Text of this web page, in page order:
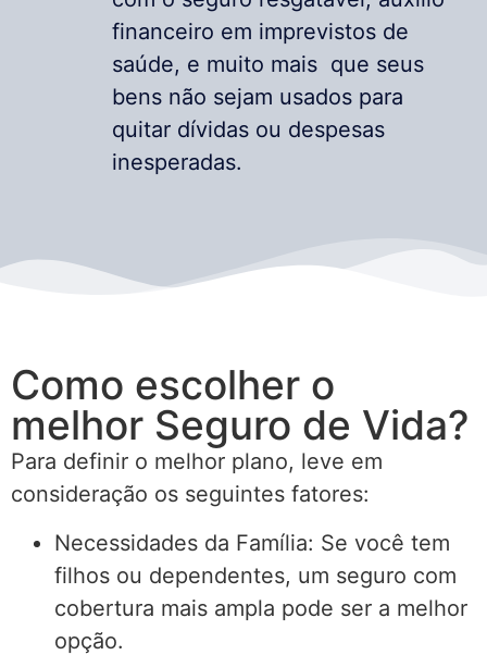
financeiro em imprevistos de
saúde, e muito mais que seus
bens não sejam usados para
quitar dívidas ou despesas
inesperadas.
Como escolher o
melhor Seguro de Vida?
Para definir o melhor plano, leve em
consideração os seguintes fatores:
Necessidades da Família: Se você tem
filhos ou dependentes, um seguro com
cobertura mais ampla pode ser a melhor
opção.